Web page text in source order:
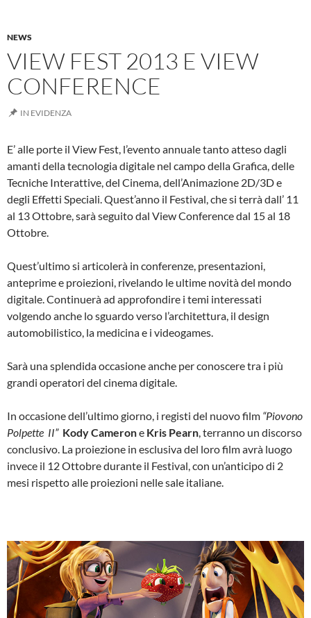
NEWS
VIEW FEST 2013 E VIEW
CONFERENCE
IN EVIDENZA
E’ alle porte il View Fest, l’evento annuale tanto atteso dagli
amanti della tecnologia digitale nel campo della Grafica, delle
Tecniche Interattive, del Cinema, dell’Animazione 2D/3D e
degli Effetti Speciali. Quest’anno il Festival, che si terrà dall’ 11
al 13 Ottobre, sarà seguito dal View Conference dal 15 al 18
Ottobre.
Quest’ultimo si articolerà in conferenze, presentazioni,
anteprime e proiezioni, rivelando le ultime novità del mondo
digitale. Continuerà ad approfondire i temi interessati
volgendo anche lo sguardo verso l’architettura, il design
automobilistico, la medicina e i videogames.
Sarà una splendida occasione anche per conoscere tra i più
grandi operatori del cinema digitale.
In occasione dell’ultimo giorno, i registi del nuovo film “Piovono
Polpette II” Kody Camerone Kris Pearn, terranno un discorso
conclusivo. La proiezione in esclusiva del loro film avrà luogo
invece il 12 Ottobre durante il Festival, con un’anticipo di 2
mesi rispetto alle proiezioni nelle sale italiane.